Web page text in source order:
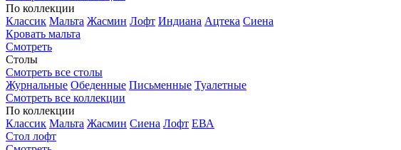
По коллекции
Классик Мальта Жасмин Лофт Индиана Ацтека Сиена
Кровать мальта
Смотреть
Столы
Смотреть все столы
Журнальные Обеденные Письменные Туалетные
Смотреть все коллекции
По коллекции
Классик Мальта Жасмин Сиена Лофт ЕВА
Стол лофт